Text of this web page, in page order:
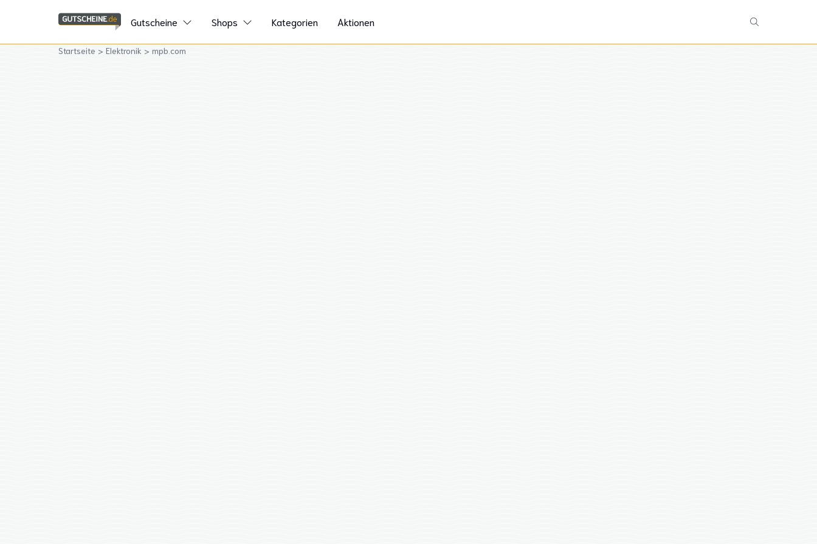
Gutscheine Shops Kategorien Aktionen
Startseite > Elektronik > mpb.com